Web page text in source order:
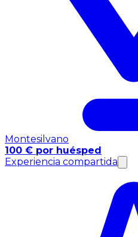
Montesilvano
100 € por huésped
Experiencia compartida